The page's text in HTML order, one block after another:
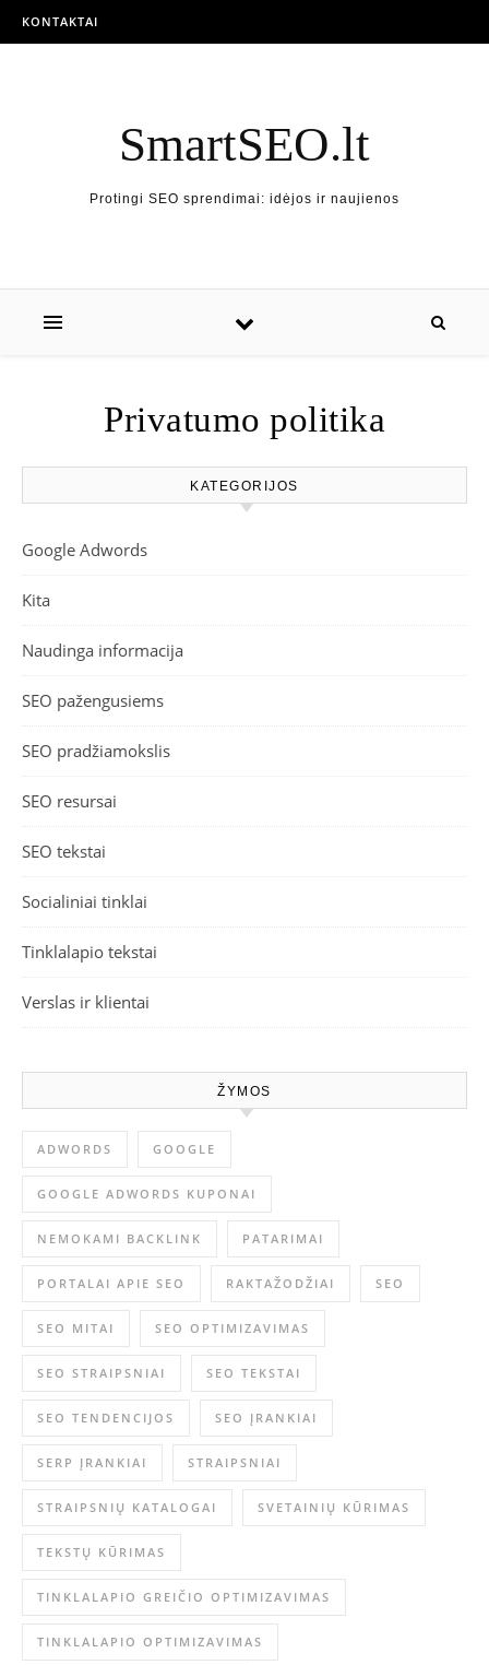
Skip to content
KONTAKTAI
SmartSEO.lt
Protingi SEO sprendimai: idėjos ir naujienos
Privatumo politika
KATEGORIJOS
Google Adwords
Kita
Naudinga informacija
SEO pažengusiems
SEO pradžiamokslis
SEO resursai
SEO tekstai
Socialiniai tinklai
Tinklalapio tekstai
Verslas ir klientai
ŽYMOS
ADWORDS GOOGLE
GOOGLE ADWORDS KUPONAI
NEMOKAMI BACKLINK PATARIMAI
PORTALAI APIE SEO RAKTAŽODŽIAI SEO
SEO MITAI SEO OPTIMIZAVIMAS
SEO STRAIPSNIAI SEO TEKSTAI
SEO TENDENCIJOS SEO ĮRANKIAI
SERP ĮRANKIAI STRAIPSNIAI
STRAIPSNIŲ KATALOGAI SVETAINIŲ KŪRIMAS
TEKSTŲ KŪRIMAS
TINKLALAPIO GREIČIO OPTIMIZAVIMAS
TINKLALAPIO OPTIMIZAVIMAS